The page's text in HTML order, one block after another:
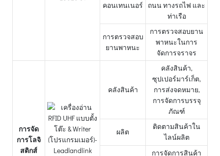
คอนเทนเนอร์
ถนน ทางรถไฟ และ
ท่าเรือ
การตรวจสอบ
ยานพาหนะ
การตรวจสอบยาน
พาหนะในการ
จัดการจราจร
การจัด
การโลจิ
สติกส์
คลังสินค้า
คลังสินค้า,
ซุปเปอร์มาร์เก็ต,
การส่งจดหมาย,
การจัดการบรรจุ
ภัณฑ์
ผลิต
ติดตามสินค้าใน
ไลน์ผลิต
การจัดการสินค้า